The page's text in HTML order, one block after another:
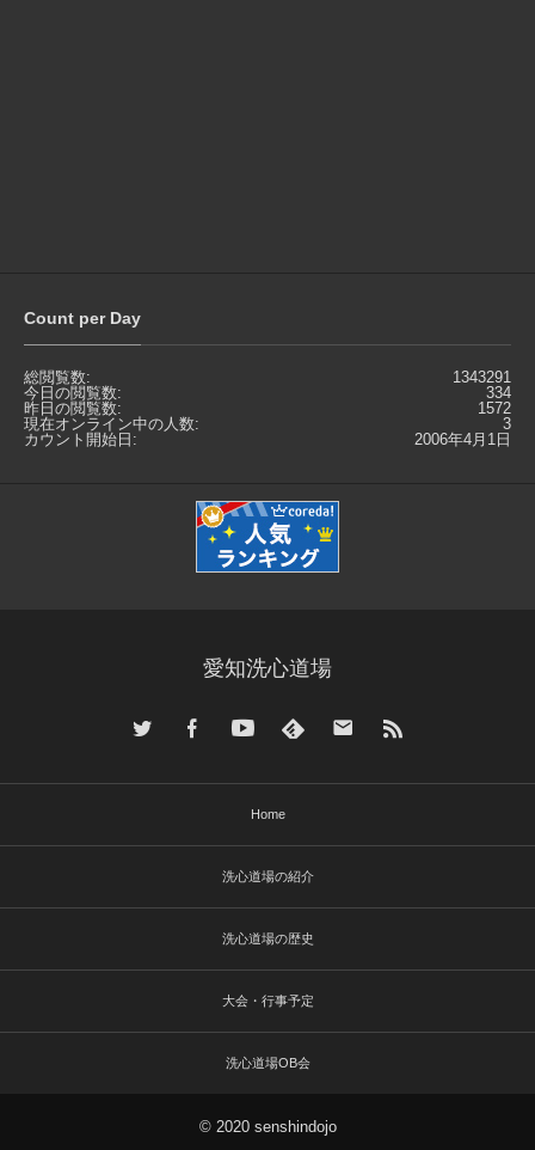
Count per Day
1343291
総閲覧数:
334
今日の閲覧数:
1572
昨日の閲覧数:
3
現在オンライン中の人数:
2006年4月1日
カウント開始日:
愛知洗心道場
Home
洗心道場の紹介
洗心道場の歴史
大会・行事予定
洗心道場OB会
© 2020 senshindojo